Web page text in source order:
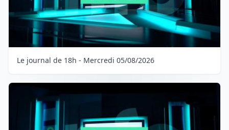
Le journal de 18h - Mercredi 05/08/2026